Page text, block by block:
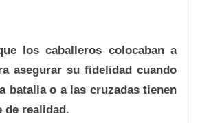
los caballeros colocaban a
asegurar su fidelidad cuando
batalla o a las cruzadas tienen
de realidad.